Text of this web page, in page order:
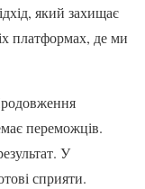
який захищає
платформах, де ми
переможців.
У
сприяти.